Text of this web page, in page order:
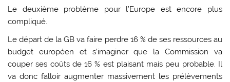
Le deuxième problème pour l’Europe est encore plus
compliqué.
Le départ de la GB va faire perdre 16 % de ses ressources au
budget européen et s’imaginer que la Commission va
couper ses coûts de 16 % est plaisant mais peu probable. Il
va donc falloir augmenter massivement les prélèvements